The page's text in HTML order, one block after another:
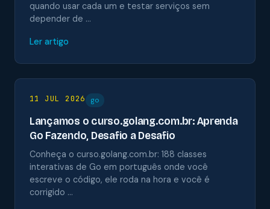
quando usar cada um e testar serviços sem
depender de …
Ler artigo
11 JUL 2026 go
Lançamos o curso.golang.com.br: Aprenda
Go Fazendo, Desafio a Desafio
Conheça o curso.golang.com.br: 188 classes
interativas de Go em português onde você
escreve o código, ele roda na hora e você é
corrigido …